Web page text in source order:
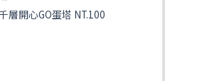
層開心GO蛋塔 NT.100